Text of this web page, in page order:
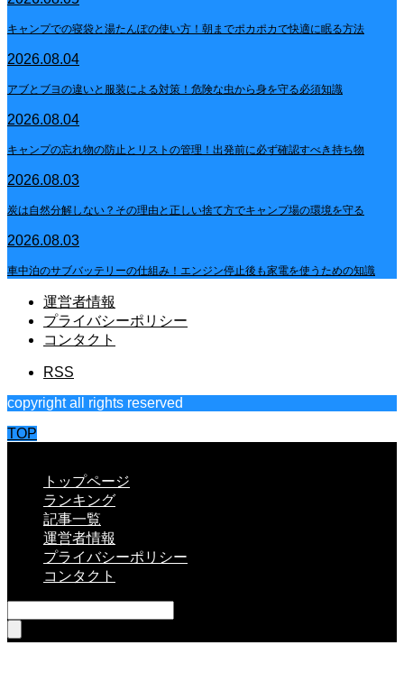
キャンプでの寝袋と湯たんぽの使い方！朝までポカポカで快適に眠る方法
2026.08.04
アブとブヨの違いと服装による対策！危険な虫から身を守る必須知識
2026.08.04
キャンプの忘れ物の防止とリストの管理！出発前に必ず確認すべき持ち物
2026.08.03
炭は自然分解しない？その理由と正しい捨て方でキャンプ場の環境を守る
2026.08.03
車中泊のサブバッテリーの仕組み！エンジン停止後も家電を使うための知識
運営者情報
プライバシーポリシー
コンタクト
RSS
copyright all rights reserved
TOP
トップページ
ランキング
記事一覧
運営者情報
プライバシーポリシー
コンタクト